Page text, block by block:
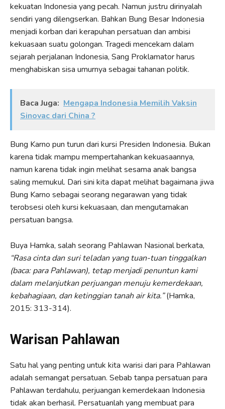
kekuatan Indonesia yang pecah. Namun justru dirinyalah
sendiri yang dilengserkan. Bahkan Bung Besar Indonesia
menjadi korban dari kerapuhan persatuan dan ambisi
kekuasaan suatu golongan. Tragedi mencekam dalam
sejarah perjalanan Indonesia, Sang Proklamator harus
menghabiskan sisa umurnya sebagai tahanan politik.
Baca Juga: Mengapa Indonesia Memilih Vaksin
Sinovac dari China ?
Bung Karno pun turun dari kursi Presiden Indonesia. Bukan
karena tidak mampu mempertahankan kekuasaannya,
namun karena tidak ingin melihat sesama anak bangsa
saling memukul. Dari sini kita dapat melihat bagaimana jiwa
Bung Karno sebagai seorang negarawan yang tidak
terobsesi oleh kursi kekuasaan, dan mengutamakan
persatuan bangsa.
Buya Hamka, salah seorang Pahlawan Nasional berkata,
“Rasa cinta dan suri teladan yang tuan-tuan tinggalkan
(baca: para Pahlawan), tetap menjadi penuntun kami
dalam melanjutkan perjuangan menuju kemerdekaan,
kebahagiaan, dan ketinggian tanah air kita.”(Hamka,
2015: 313-314).
Warisan Pahlawan
Satu hal yang penting untuk kita warisi dari para Pahlawan
adalah semangat persatuan. Sebab tanpa persatuan para
Pahlawan terdahulu, perjuangan kemerdekaan Indonesia
tidak akan berhasil. Persatuanlah yang membuat para